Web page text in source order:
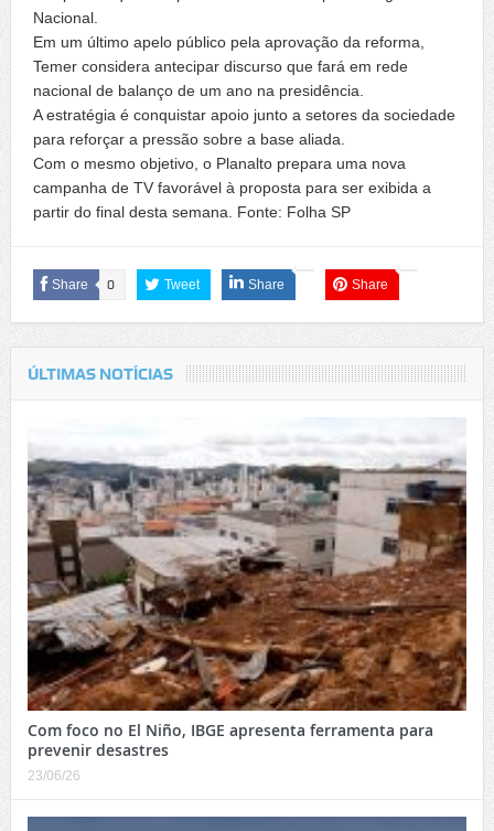
Nacional.
Em um último apelo público pela aprovação da reforma,
Temer considera antecipar discurso que fará em rede
nacional de balanço de um ano na presidência.
A estratégia é conquistar apoio junto a setores da sociedade
para reforçar a pressão sobre a base aliada.
Com o mesmo objetivo, o Planalto prepara uma nova
campanha de TV favorável à proposta para ser exibida a
partir do final desta semana. Fonte: Folha SP
Share 0 Tweet Share Share
ÚLTIMAS NOTÍCIAS
Com foco no El Niño, IBGE apresenta ferramenta para
prevenir desastres
23/06/26